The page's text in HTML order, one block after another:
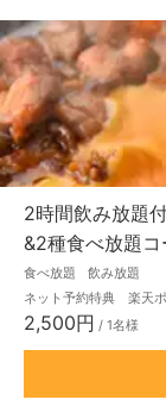
2時間飲み放題
&2種食べ放題
食べ放題
飲み放題
ネット予約特典 楽天ポ
2,500円 / 1名様